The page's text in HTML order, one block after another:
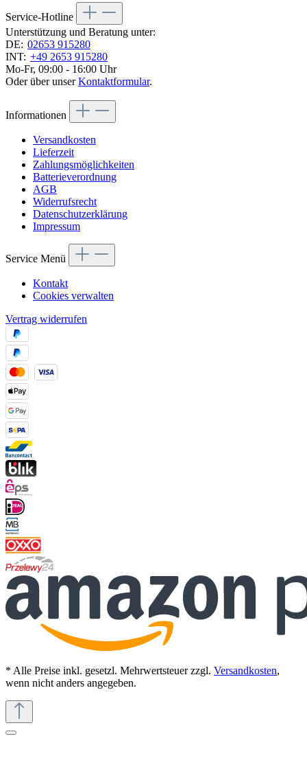
Service-Hotline
Unterstützung und Beratung unter:
DE: 02653 915280
INT: +49 2653 915280
Mo-Fr, 09:00 - 16:00 Uhr
Oder über unserKontaktformular.
Informationen
Versandkosten
Lieferzeit
Zahlungsmöglichkeiten
Batterieverordnung
AGB
Widerrufsrecht
Datenschutzerklärung
Impressum
Service Menü
Kontakt
Cookies verwalten
Vertrag widerrufen
* Alle Preise inkl. gesetzl. Mehrwertsteuer zzgl. Versandkosten,
wenn nicht anders angegeben.